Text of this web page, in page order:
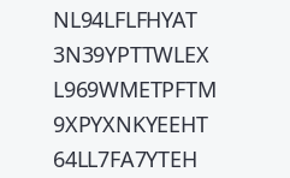
NL94LFLFHYAT
3N39YPTTWLEX
L969WMETPFTM
9XPYXNKYEEHT
64LL7FA7YTEH